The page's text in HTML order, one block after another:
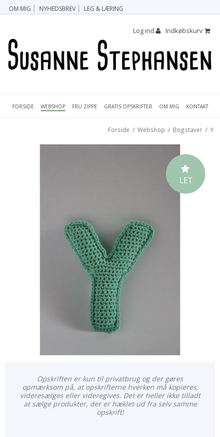
OM MIG NYHEDSBREV LEG & LÆRING
Indkøbskurv
Log ind
FORSIDE WEBSHOP FRU ZIPPE GRATIS OPSKRIFTER OM MIG KONTAKT
Forside / Webshop / Bogstaver / Y
Opskriften er kun til privatbrug og der gøres
opmærksom på, at opskrifterne hverken må kopieres,
videresælges eller videregives. Det er heller ikke tilladt
at sælge produkter, der er hæklet ud fra selv samme
opskrift!